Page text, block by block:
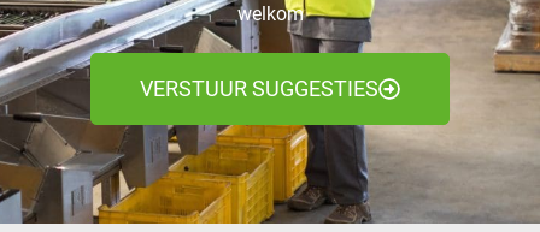
welkom
VERSTUUR SUGGESTIES